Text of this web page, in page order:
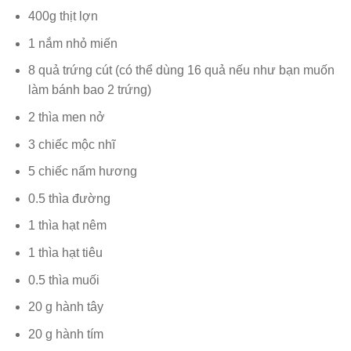
400g thịt lợn
1 nắm nhỏ miến
8 quả trứng cút (có thể dùng 16 quả nếu như bạn muốn
làm bánh bao 2 trứng)
2 thìa men nở
3 chiếc mộc nhĩ
5 chiếc nấm hương
0.5 thìa đường
1 thìa hạt nêm
1 thìa hạt tiêu
0.5 thìa muối
20 g hành tây
20 g hành tím